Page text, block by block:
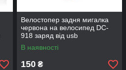
Велостопер задня мигалка
червона на велосипед DC-
918 заряд від usb
В наявності
150 ₴